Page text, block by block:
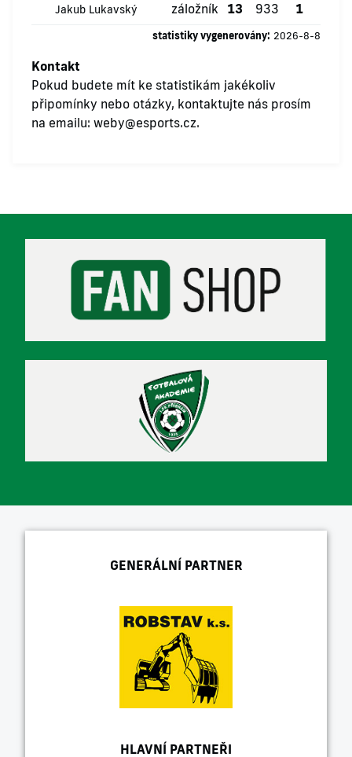
Jakub Lukavský záložník 13 933 1
statistiky vygenerovány: 2026-8-8
Kontakt
Pokud budete mít ke statistikám jakékoliv
připomínky nebo otázky, kontaktujte nás prosím
na emailu: weby@esports.cz.
GENERÁLNÍ PARTNER
HLAVNÍ PARTNEŘI